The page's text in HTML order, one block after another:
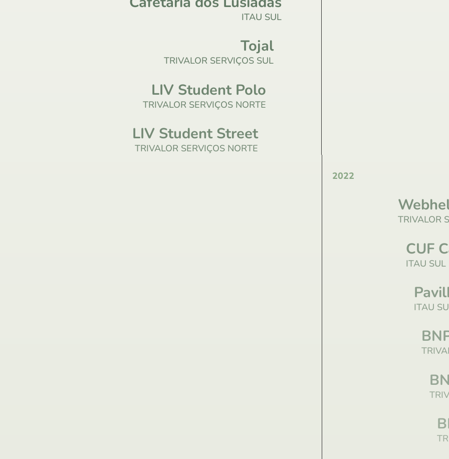
ITAU SUL
Tojal
TRIVALOR SERVIÇOS SUL
LIV Student Polo
TRIVALOR SERVIÇOS NORTE
LIV Student Street
TRIVALOR SERVIÇOS NORTE
2022
TRIVALOR
CUF
ITAU SUL
ITAU